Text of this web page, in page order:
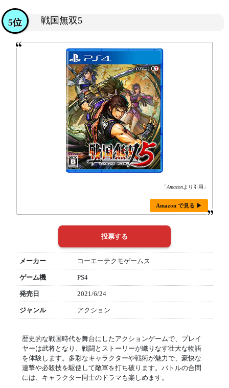
戦国無双5
5位
「Amazonより引用」
Amazon で見る ▶
メーカー コーエーテクモゲームス
ゲーム機 PS4
発売日 2021/6/24
ジャンル アクション
歴史的な戦国時代を舞台にしたアクションゲームで、プレイ
ヤーは武将となり、戦闘とストーリーが織りなす壮大な物語
を体験します。多彩なキャラクターや戦術が魅力で、豪快な
連撃や必殺技を駆使して敵軍を打ち破ります。バトルの合間
には、キャラクター同士のドラマも楽しめます。